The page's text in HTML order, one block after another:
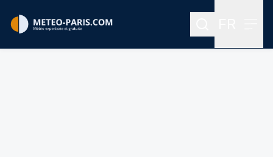
Rechercher